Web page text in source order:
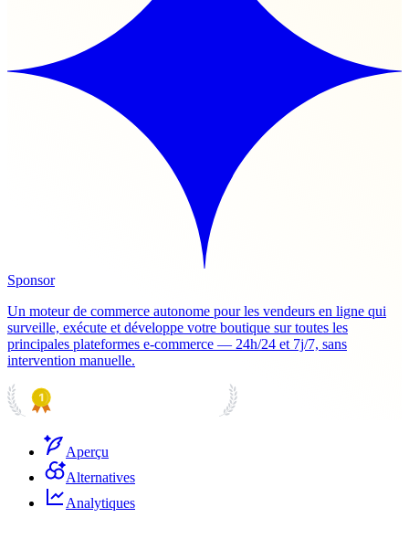
Sponsor
Un moteur de commerce autonome pour les vendeurs en ligne qui
surveille, exécute et développe votre boutique sur toutes les
principales plateformes e-commerce — 24h/24 et 7j/7, sans
intervention manuelle.
Aperçu
Alternatives
Analytiques